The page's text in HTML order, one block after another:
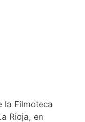
la Filmoteca
Rioja, en